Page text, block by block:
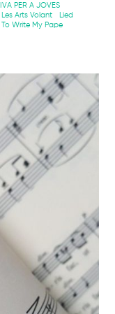
PER A JOVES
Les Arts Volant
Lied
Write My Pape